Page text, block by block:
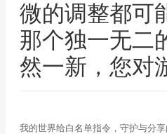
微的调整都可
那个独一无二
然一新，您对
我的世界给白名单指令，守护与分